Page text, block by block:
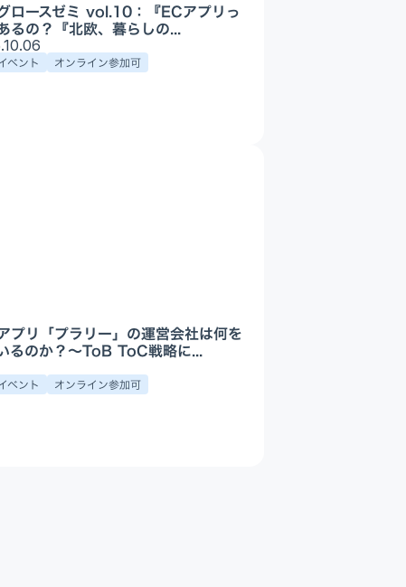
ロースゼミ vol.10：『ECアプリっ
るの？『北欧、暮らしの...
ベント オンライン参加可
プリ「プラリー」の運営会社は何を
るのか？〜ToB ToC戦略に...
ベント オンライン参加可